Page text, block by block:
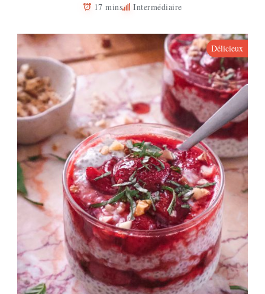
17 mins Intermédiaire
Délicieux